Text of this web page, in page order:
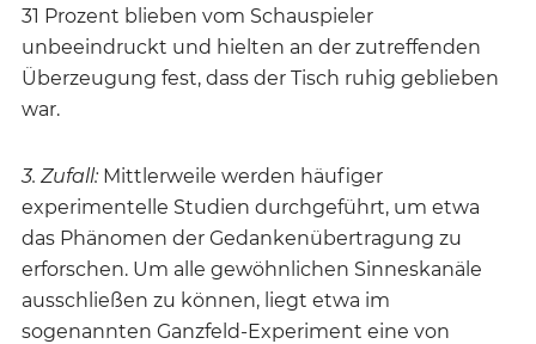
31 Prozent blieben vom Schauspieler
unbeeindruckt und hielten an der zutreffenden
Überzeugung fest, dass der Tisch ruhig geblieben
war.
3. Zufall: Mittlerweile werden häufiger
experimentelle Studien durchgeführt, um etwa
das Phänomen der Gedankenübertragung zu
erforschen. Um alle gewöhnlichen Sinneskanäle
ausschließen zu können, liegt etwa im
sogenannten Ganzfeld-Experiment eine von